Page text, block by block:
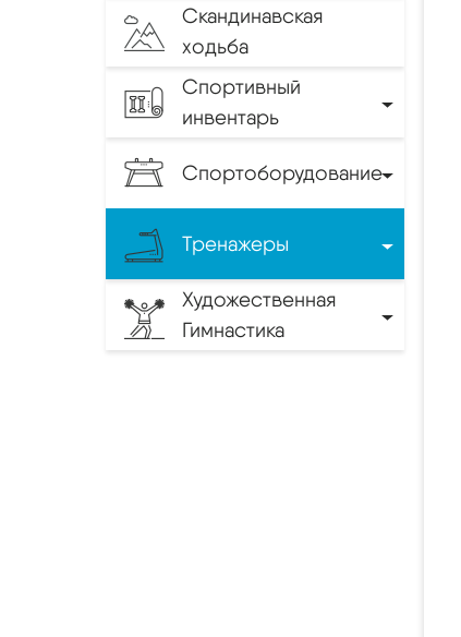
Скандинавская
ходьба
Спортивный
инвентарь
Спортоборудование
Тренажеры
Художественная
Гимнастика